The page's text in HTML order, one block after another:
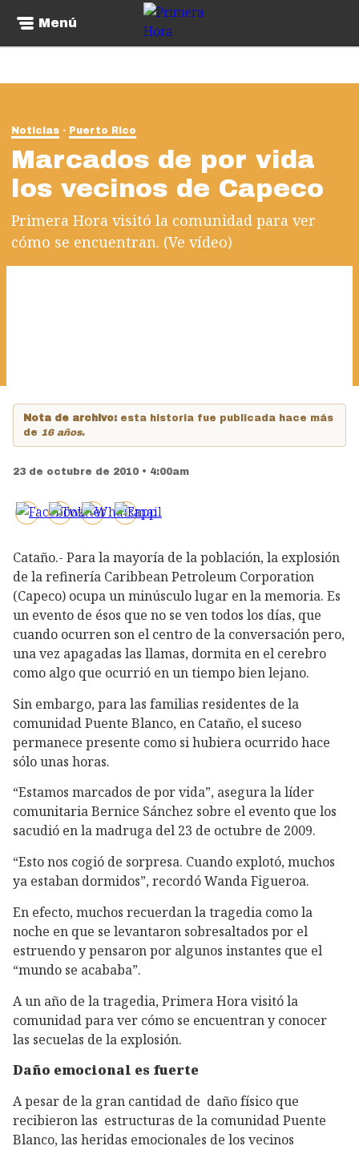
Menú
Noticias Puerto Rico
Marcados de por vida
los vecinos de Capeco
Primera Hora visitó la comunidad para ver
cómo se encuentran. (Ve vídeo)
Nota de archivo: esta historia fue publicada hace más
de 16 años.
23 de octubre de 2010 • 4:00am
Cataño.- Para la mayoría de la población, la explosión
de la refinería Caribbean Petroleum Corporation
(Capeco) ocupa un minúsculo lugar en la memoria. Es
un evento de ésos que no se ven todos los días, que
cuando ocurren son el centro de la conversación pero,
una vez apagadas las llamas, dormita en el cerebro
como algo que ocurrió en un tiempo bien lejano.
Sin embargo, para las familias residentes de la
comunidad Puente Blanco, en Cataño, el suceso
permanece presente como si hubiera ocurrido hace
sólo unas horas.
“Estamos marcados de por vida”, asegura la líder
comunitaria Bernice Sánchez sobre el evento que los
sacudió en la madruga del 23 de octubre de 2009.
“Esto nos cogió de sorpresa. Cuando explotó, muchos
ya estaban dormidos”, recordó Wanda Figueroa.
En efecto, muchos recuerdan la tragedia como la
noche en que se levantaron sobresaltados por el
estruendo y pensaron por algunos instantes que el
“mundo se acababa”.
A un año de la tragedia, Primera Hora visitó la
comunidad para ver cómo se encuentran y conocer
las secuelas de la explosión.
Daño emocional es fuerte
A pesar de la gran cantidad de daño físico que
recibieron las estructuras de la comunidad Puente
Blanco, las heridas emocionales de los vecinos